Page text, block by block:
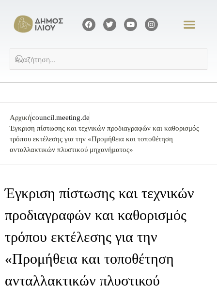
Αρχικήcouncil.meeting.de
Έγκριση πίστωσης και τεχνικών προδιαγραφών και καθορισμός
τρόπου εκτέλεσης για την «Προμήθεια και τοποθέτηση
ανταλλακτικών πλυστικού μηχανήματος»
Έγκριση πίστωσης και τεχνικών
προδιαγραφών και καθορισμός
τρόπου εκτέλεσης για την
«Προμήθεια και τοποθέτηση
ανταλλακτικών πλυστικού